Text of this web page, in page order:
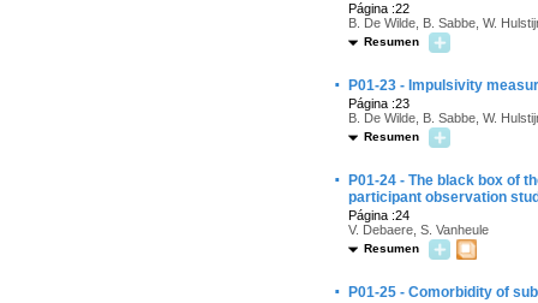
Página :22
B. De Wilde, B. Sabbe, W.
Resumen
· P01-23 - Impulsivity
Página :23
B. De Wilde, B. Sabbe, W.
Resumen
·
P01-24 - The black box of
participant observation
Página :24
V. Debaere, S. Vanheule
Resumen
· P01-25 - Comorbidity of